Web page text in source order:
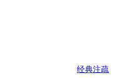
经典注疏